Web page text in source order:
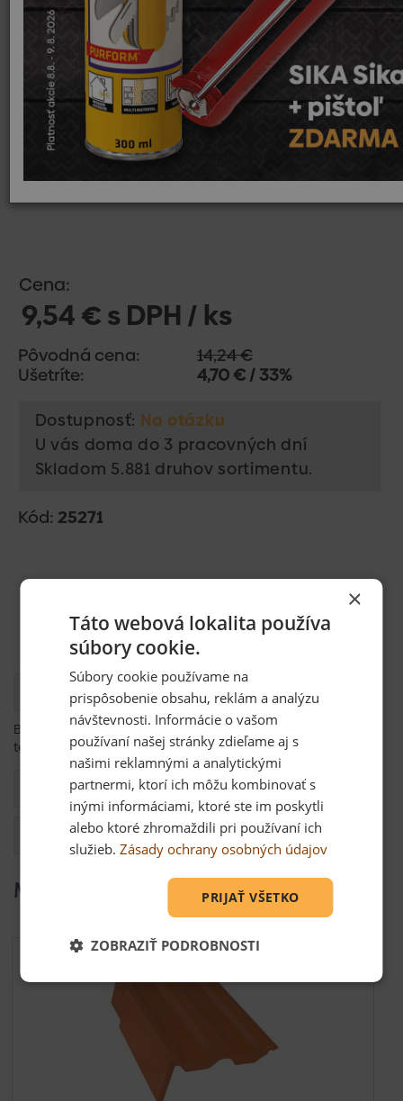
Cena:
9,54 € s DPH / ks
Pôvodná cena:
14,24 €
Ušetríte:
4,70 € / 33%
Dostupnosť: Na otázku
U vás doma do 3 pracovných dní
Skladom 5.881 druhov sortimentu.
Kód: 25271
Bramac Klasik Novo hrebenáč koncový hladký,
tehlovočervená
Kompatibilita
Otázka
Mohlo by Vás zaujímať
×
Táto webová lokalita používa
súbory cookie.
Súbory cookie používame na
prispôsobenie obsahu, reklám a analýzu
návštevnosti. Informácie o vašom
používaní našej stránky zdieľame aj s
našimi reklamnými a analytickými
partnermi, ktorí ich môžu kombinovať s
inými informáciami, ktoré ste im poskytli
alebo ktoré zhromaždili pri používaní ich
služieb.Zásady ochrany osobných údajov
PRIJAŤ VŠETKO
ZOBRAZIŤ PODROBNOSTI